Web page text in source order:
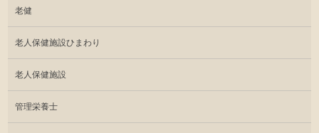
老健
老人保健施設ひまわり
老人保健施設
管理栄養士